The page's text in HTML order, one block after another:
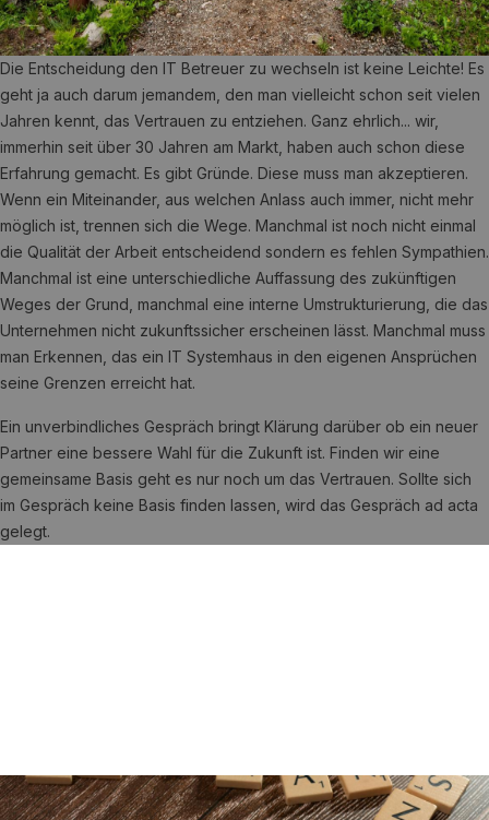
Die Entscheidung den IT Betreuer zu wechseln ist keine Leichte! Es
geht ja auch darum jemandem, den man vielleicht schon seit vielen
Jahren kennt, das Vertrauen zu entziehen. Ganz ehrlich... wir,
immerhin seit über 30 Jahren am Markt, haben auch schon diese
Erfahrung gemacht. Es gibt Gründe. Diese muss man akzeptieren.
Wenn ein Miteinander, aus welchen Anlass auch immer, nicht mehr
möglich ist, trennen sich die Wege. Manchmal ist noch nicht einmal
die Qualität der Arbeit entscheidend sondern es fehlen Sympathien.
Manchmal ist eine unterschiedliche Auffassung des zukünftigen
Weges der Grund, manchmal eine interne Umstrukturierung, die das
Unternehmen nicht zukunftssicher erscheinen lässt. Manchmal muss
man Erkennen, das ein IT Systemhaus in den eigenen Ansprüchen
seine Grenzen erreicht hat.
Ein unverbindliches Gespräch bringt Klärung darüber ob ein neuer
Partner eine bessere Wahl für die Zukunft ist. Finden wir eine
gemeinsame Basis geht es nur noch um das Vertrauen. Sollte sich
im Gespräch keine Basis finden lassen, wird das Gespräch ad acta
gelegt.